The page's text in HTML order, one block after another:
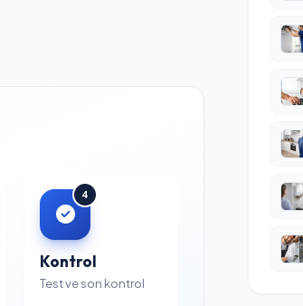
4
Kontrol
Test ve son kontrol